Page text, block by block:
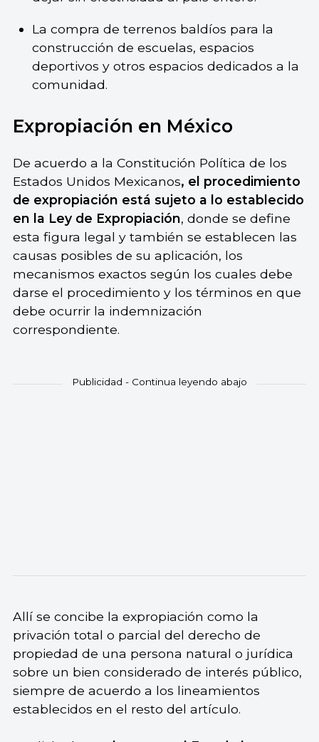
La compra de terrenos baldíos para la
construcción de escuelas, espacios
deportivos y otros espacios dedicados a la
comunidad.
Expropiación en México
De acuerdo a la Constitución Política de los
Estados Unidos Mexicanos, el procedimiento
de expropiación está sujeto a lo establecido
en la Ley de Expropiación, donde se define
esta figura legal y también se establecen las
causas posibles de su aplicación, los
mecanismos exactos según los cuales debe
darse el procedimiento y los términos en que
debe ocurrir la indemnización
correspondiente.
Allí se concibe la expropiación como la
privación total o parcial del derecho de
propiedad de una persona natural o jurídica
sobre un bien considerado de interés público,
siempre de acuerdo a los lineamientos
establecidos en el resto del artículo.